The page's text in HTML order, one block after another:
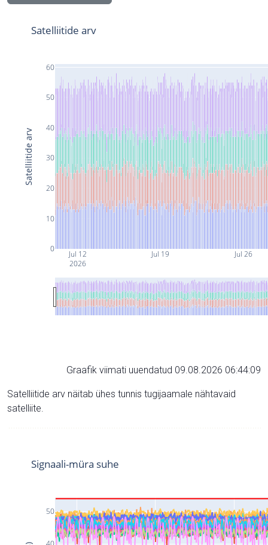
Jul 12
2026
Jul 19 Jul 26
0
10
20
30
40
50
60
Satelliitide arv
Satelliitide arv
Graafik viimati uuendatud 09.08.2026 06:44:09
Satelliitide arv näitab ühes tunnis tugijaamale nähtavaid
satelliite.
50
Signaali-müra suhe